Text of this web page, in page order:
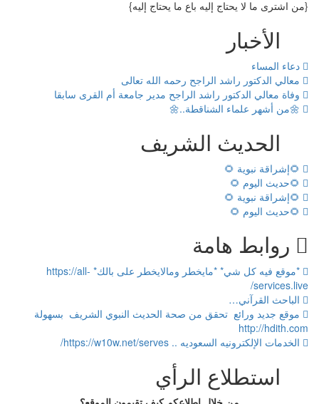
{من اشترى ما لا يحتاج إليه باع ما يحتاج إليه}
الأخبار
دعاء المساء
معالي الدكتور راشد الراجح رحمه الله تعالى
وفاة معالي الدكتور راشد الراجح مدير جامعة أم القرى سابقا
🌼من أشهر علماء الشناقطة..🌼
الحديث الشريف
🌻إشراقة نبوية 🌻
🌻حديث اليوم 🌻
🌻إشراقة نبوية 🌻
🌻حديث اليوم 🌻
روابط هامة
*موقع فيه كل شي* *مايخطر ومالايخطر على بالك* https://all-
services.live/
الباحث القرآني…
موقع جديد ورائع تحقق من صحة الحديث النبوي الشريف بسهولة
http://hdith.com
الخدمات الإلكترونيه السعوديه .. https://w10w.net/serves/
استطلاع الرأي